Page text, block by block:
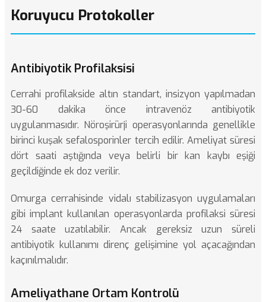
Koruyucu Protokoller
Antibiyotik Profilaksisi
Cerrahi profilakside altın standart, insizyon yapılmadan
30-60 dakika önce intravenöz antibiyotik
uygulanmasıdır. Nöroşirürji operasyonlarında genellikle
birinci kuşak sefalosporinler tercih edilir. Ameliyat süresi
dört saati aştığında veya belirli bir kan kaybı eşiği
geçildiğinde ek doz verilir.
Omurga cerrahisinde vidalı stabilizasyon uygulamaları
gibi implant kullanılan operasyonlarda profilaksi süresi
24 saate uzatılabilir. Ancak gereksiz uzun süreli
antibiyotik kullanımı direnç gelişimine yol açacağından
kaçınılmalıdır.
Ameliyathane Ortam Kontrolü